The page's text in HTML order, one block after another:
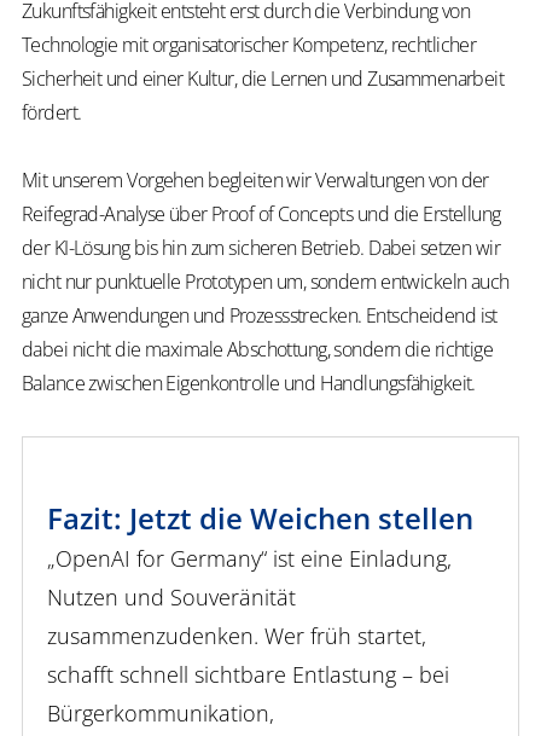
Zukunftsfähigkeit entsteht erst durch die Verbindung von
Technologie mit organisatorischer Kompetenz, rechtlicher
Sicherheit und einer Kultur, die Lernen und Zusammenarbeit
fördert.
Mit unserem Vorgehen begleiten wir Verwaltungen von der
Reifegrad-Analyse über Proof of Concepts und die Erstellung
der KI-Lösung bis hin zum sicheren Betrieb. Dabei setzen wir
nicht nur punktuelle Prototypen um, sondern entwickeln auch
ganze Anwendungen und Prozessstrecken. Entscheidend ist
dabei nicht die maximale Abschottung, sondern die richtige
Balance zwischen Eigenkontrolle und Handlungsfähigkeit.
Fazit: Jetzt die Weichen stellen
„OpenAI for Germany“ ist eine Einladung,
Nutzen und Souveränität
zusammenzudenken. Wer früh startet,
schafft schnell sichtbare Entlastung – bei
Bürgerkommunikation,